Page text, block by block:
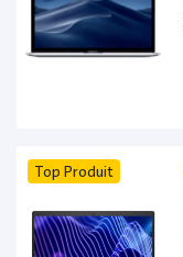
Top Produit